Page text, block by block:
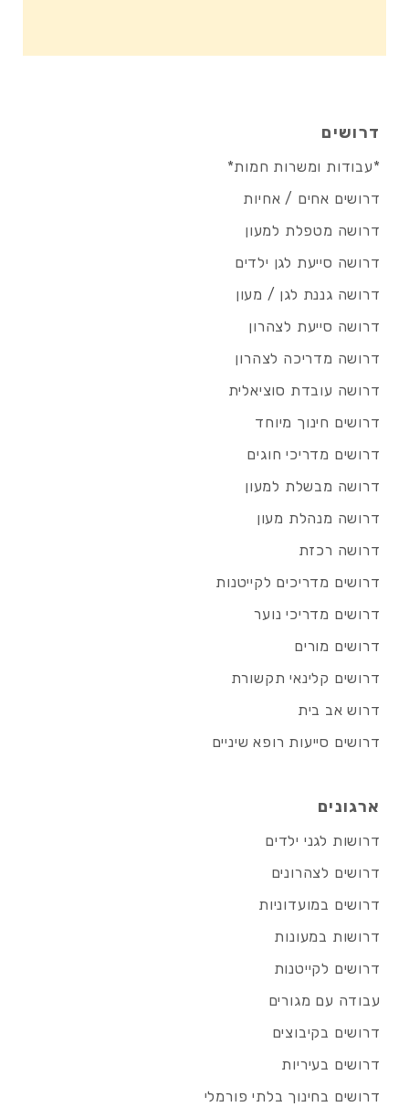
דרושים
*עבודות ומשרות חמות*
דרושים אחים / אחיות
דרושה מטפלת למעון
דרושה סייעת לגן ילדים
דרושה גננת לגן / מעון
דרושה סייעת לצהרון
דרושה מדריכה לצהרון
דרושה עובדת סוציאלית
דרושים חינוך מיוחד
דרושים מדריכי חוגים
דרושה מבשלת למעון
דרושה מנהלת מעון
דרושה רכזת
דרושים מדריכים לקייטנות
דרושים מדריכי נוער
דרושים מורים
דרושים קלינאי תקשורת
דרוש אב בית
דרושים סייעות רופא שיניים
ארגונים
דרושות לגני ילדים
דרושים לצהרונים
דרושים במועדוניות
דרושות במעונות
דרושים לקייטנות
עבודה עם מגורים
דרושים בקיבוצים
דרושים בעיריות
דרושים בחינוך בלתי פורמלי